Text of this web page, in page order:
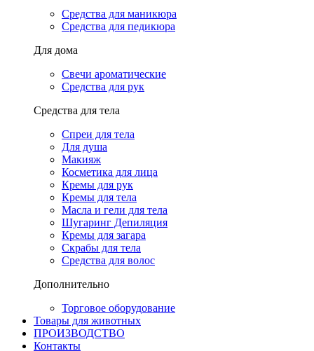
Средства для маникюра
Средства для педикюра
Для дома
Свечи ароматические
Средства для рук
Средства для тела
Спреи для тела
Для душа
Макияж
Косметика для лица
Кремы для рук
Кремы для тела
Масла и гели для тела
Шугаринг Депиляция
Кремы для загара
Скрабы для тела
Средства для волос
Дополнительно
Торговое оборудование
Товары для животных
ПРОИЗВОДСТВО
Контакты